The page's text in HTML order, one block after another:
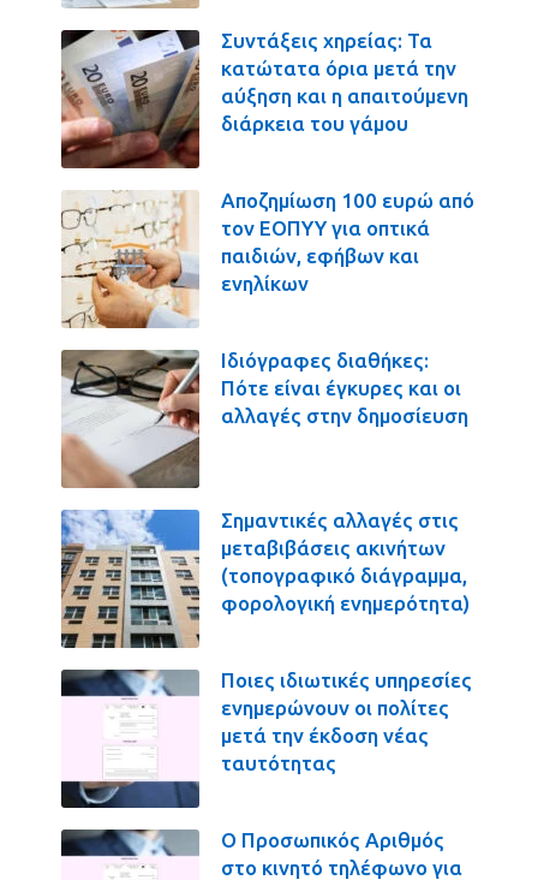
Συντάξεις χηρείας: Τα
κατώτατα όρια μετά την
αύξηση και η απαιτούμενη
διάρκεια του γάμου
Αποζημίωση 100 ευρώ από
τον ΕΟΠΥΥ για οπτικά
παιδιών, εφήβων και
ενηλίκων
Ιδιόγραφες διαθήκες:
Πότε είναι έγκυρες και οι
αλλαγές στην δημοσίευση
Σημαντικές αλλαγές στις
μεταβιβάσεις ακινήτων
(τοπογραφικό διάγραμμα,
φορολογική ενημερότητα)
Ποιες ιδιωτικές υπηρεσίες
ενημερώνουν οι πολίτες
μετά την έκδοση νέας
ταυτότητας
Ο Προσωπικός Αριθμός
στο κινητό τηλέφωνο για